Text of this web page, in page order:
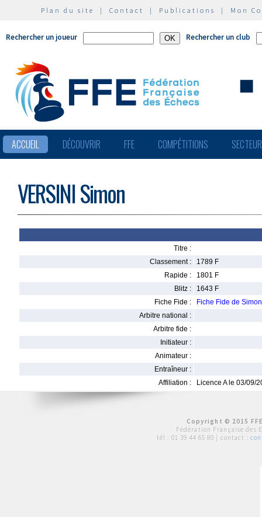
Plan du site | Contact | Publications | Mon
Rechercher un joueur Rechercher un club
ACCUEIL DÉCOUVRIR FFE COMPÉTITIONS
VERSINI Simon
Titre :
Classement :
1789 F
Rapide :
1801 F
Blitz :
1643 F
Fiche Fide :
Fiche Fide de
Arbitre national :
Arbitre fide :
Initiateur :
Animateur :
Entraîneur :
Affiliation :
Licence A le 03/09/
Copyright © 2015
Fédération Française des
tél : 01 39 44 65 80 | contact :